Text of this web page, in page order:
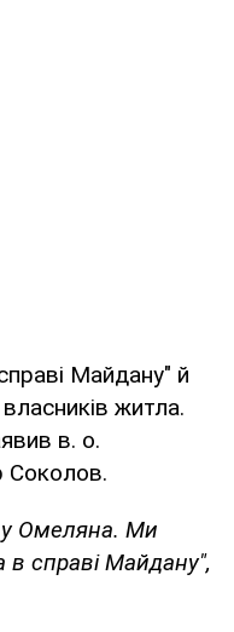
справі Майдану" й
житла.
в. о.
Соколов.
Омеляна. Ми
справі Майдану",